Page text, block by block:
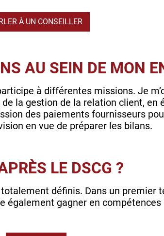
À UN CONSEILLER
AU SEIN DE MON
à différentes missions. Je
la gestion de la relation client, en
des paiements fournisseurs
en vue de préparer les bilans.
LE DSCG ?
définis. Dans un premier
également gagner en